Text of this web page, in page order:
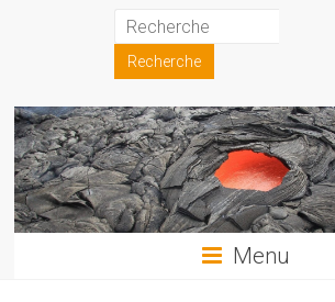
Association
française
pour
l'avancement
des
sciences
Menu